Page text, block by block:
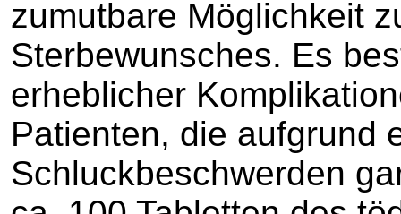
zumutbare Möglichkeit
Sterbewunsches. Es
erheblicher
Patienten, die aufgrund
Schluckbeschwerden